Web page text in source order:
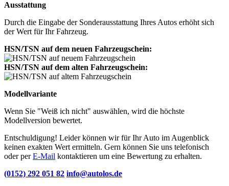
Ausstattung
Durch die Eingabe der Sonderausstattung Ihres Autos erhöht sich
der Wert für Ihr Fahrzeug.
HSN/TSN auf dem neuen Fahrzeugschein:
HSN/TSN auf dem alten Fahrzeugschein:
Modellvariante
Wenn Sie "Weiß ich nicht" auswählen, wird die höchste
Modellversion bewertet.
Entschuldigung! Leider können wir für Ihr Auto im Augenblick
keinen exakten Wert ermitteln. Gern können Sie uns telefonisch
oder perE-Mail kontaktieren um eine Bewertung zu erhalten.
(0152) 292 051 82 info@autolos.de